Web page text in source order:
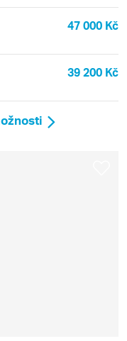
47 000 Kč
39 200 Kč